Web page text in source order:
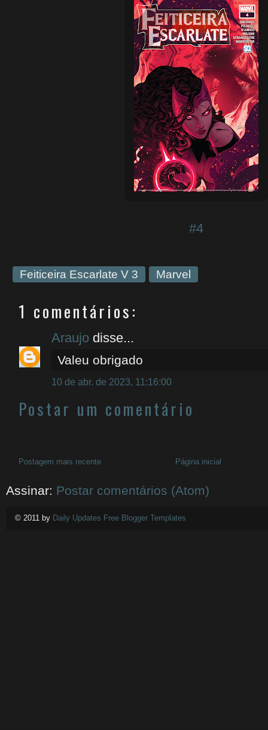
#4
Feiticeira Escarlate V 3 Marvel
1 comentários:
Araujo disse...
Valeu obrigado
10 de abr. de 2023, 11:16:00
Postar um comentário
Postagem mais recente Página inicial
Assinar: Postar comentários (Atom)
© 2011 by Daily Updates Free Blogger Templates